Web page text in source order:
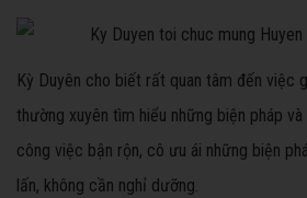
Kỳ Duyên cho biết rất quan tâm đến việc
thường xuyên tìm hiểu những biện pháp
công việc bận rộn, cô ưu ái những biện
lấn, không cần nghỉ dưỡng.